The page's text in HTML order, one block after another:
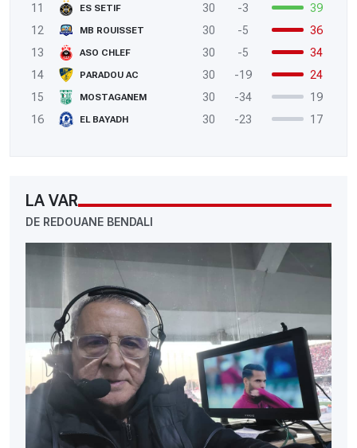
11
ES SETIF 30 -3
39
12
MB ROUISSET 30 -5
36
13
ASO CHLEF 30 -5
34
14
PARADOU AC 30 -19
24
15
MOSTAGANEM 30 -34
19
16
EL BAYADH 30 -23 17
LA VAR
DE REDOUANE BENDALI